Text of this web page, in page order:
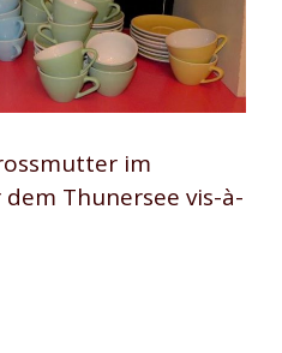
im
Thunersee vis-à-